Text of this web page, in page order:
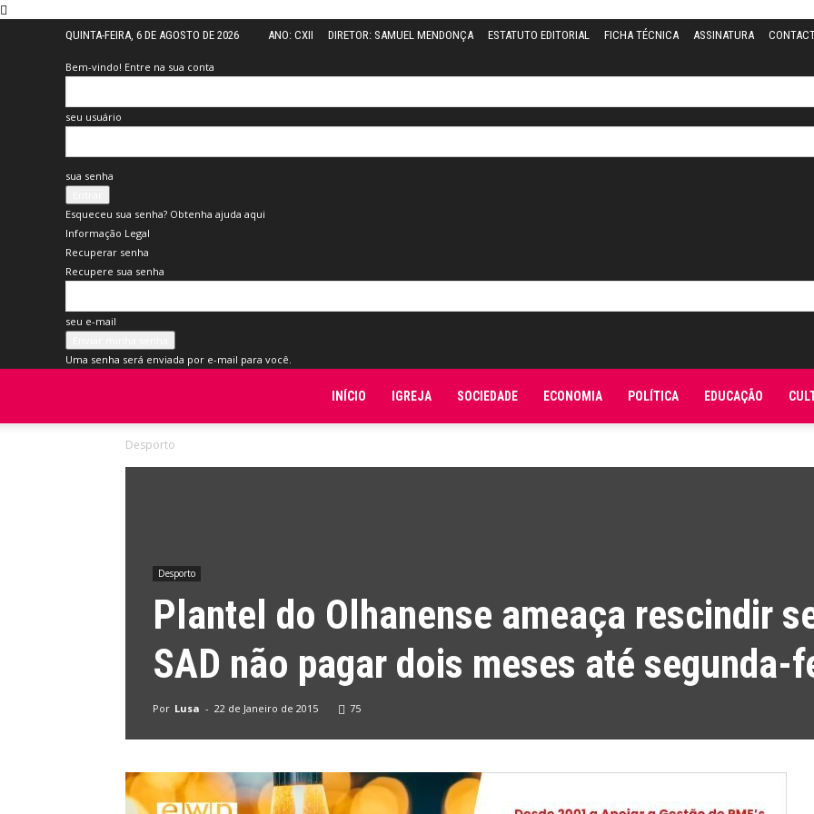
QUINTA-FEIRA, 6 DE AGOSTO DE 2026 ANO: CXII DIRETOR: SAMUEL MENDONÇA ESTATUTO EDITORIAL FICHA TÉCNICA ASSINATURA
Bem-vindo! Entre na sua conta
seu usuário
sua senha
Esqueceu sua senha? Obtenha ajuda aqui
Informação Legal
Recuperar senha
Recupere sua senha
seu e-mail
Uma senha será enviada por e-mail para você.
INÍCIO IGREJA SOCIEDADE ECONOMIA POLÍTICA EDUCAÇÃO
Desporto
Desporto
Plantel do Olhanense ameaça rescindir
SAD não pagar dois meses até segunda-
Por Lusa - 22 de Janeiro de 2015 75